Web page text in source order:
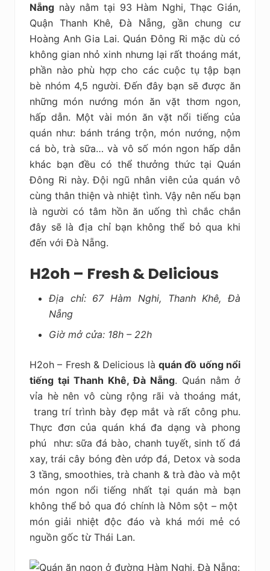
Nẵng này nằm tại 93 Hàm Nghi, Thạc Gián,
Quận Thanh Khê, Đà Nẵng, gần chung cư
Hoàng Anh Gia Lai. Quán Đông Ri mặc dù có
không gian nhỏ xinh nhưng lại rất thoáng mát,
phần nào phù hợp cho các cuộc tụ tập bạn
bè nhóm 4,5 người. Đến đây bạn sẽ được ăn
những món nướng món ăn vặt thơm ngon,
hấp dẫn. Một vài món ăn vặt nổi tiếng của
quán như: bánh tráng trộn, món nướng, nộm
cá bò, trà sữa… và vô số món ngon hấp dẫn
khác bạn đều có thể thưởng thức tại Quán
Đông Ri này. Đội ngũ nhân viên của quán vô
cùng thân thiện và nhiệt tình. Vậy nên nếu bạn
là người có tâm hồn ăn uống thì chắc chắn
đây sẽ là địa chỉ bạn không thể bỏ qua khi
đến với Đà Nẵng.
H2oh – Fresh & Delicious
Địa chỉ: 67 Hàm Nghi, Thanh Khê, Đà
Nẵng
Giờ mở cửa: 18h – 22h
H2oh – Fresh & Delicious là quán đồ uống nổi
tiếng tại Thanh Khê, Đà Nẵng. Quán nằm ở
vỉa hè nên vô cùng rộng rãi và thoáng mát,
trang trí trình bày đẹp mắt và rất công phu.
Thực đơn của quán khá đa dạng và phong
phú như: sữa đá bào, chanh tuyết, sinh tố đá
xay, trái cây bóng đèn ướp đá, Detox và soda
3 tầng, smoothies, trà chanh & trà đào và một
món ngon nổi tiếng nhất tại quán mà bạn
không thể bỏ qua đó chính là Nôm sột – một
món giải nhiệt độc đáo và khá mới mẻ có
nguồn gốc từ Thái Lan.